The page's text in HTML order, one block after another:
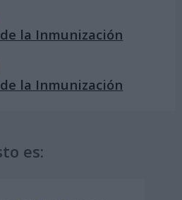
la Inmunización
la Inmunización
es: